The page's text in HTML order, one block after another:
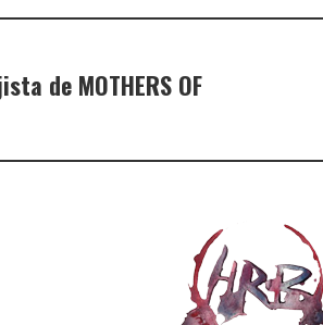
de MOTHERS OF